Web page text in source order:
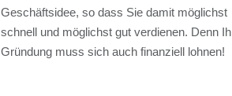
Geschäftsidee, so dass Sie damit möglichst
schnell und möglichst gut verdienen. Denn
Gründung muss sich auch finanziell lohnen!